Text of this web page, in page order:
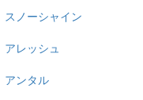
スノーシャイン
アレッシュ
アンタル